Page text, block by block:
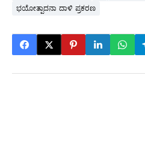
ಭಯೋತ್ಪಾದನಾ ದಾಳಿ ಪ್ರಕರಣ